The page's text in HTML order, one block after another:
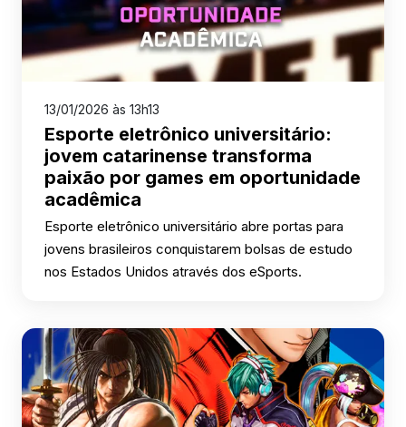
13/01/2026 às 13h13
Esporte eletrônico universitário:
jovem catarinense transforma
paixão por games em oportunidade
acadêmica
Esporte eletrônico universitário abre portas para
jovens brasileiros conquistarem bolsas de estudo
nos Estados Unidos através dos eSports.